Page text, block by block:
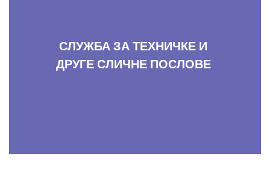
СЛУЖБА ЗА ТЕХНИЧКЕ И
ДРУГЕ СЛИЧНЕ ПОСЛОВЕ